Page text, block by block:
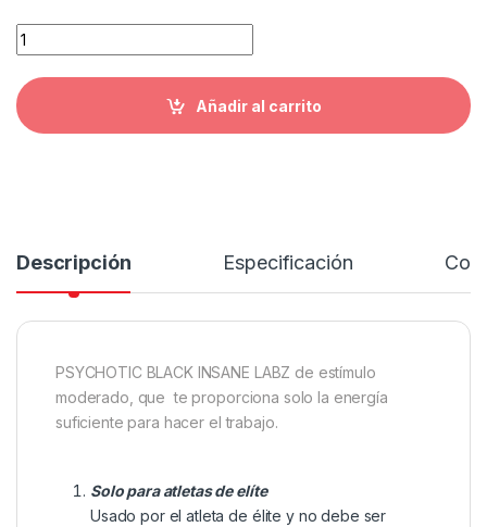
PSYCHOTIC BLACK INSANE LABZ cantidad
Añadir al carrito
Descripción Especificación
PSYCHOTIC BLACK INSANE LABZ de estímulo
moderado, que te proporciona solo la energía
suficiente para hacer el trabajo.
Solo para atletas de elíte
Usado por el atleta de élite y no debe ser